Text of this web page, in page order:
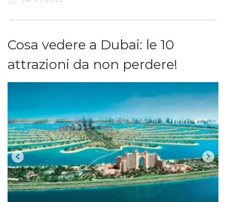
Cosa vedere a Dubai: le 10
attrazioni da non perdere!